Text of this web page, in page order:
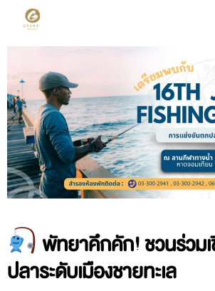
พัทยาคึกคัก! ชวนร่วม
ปลาระดับเมืองชายทะเล